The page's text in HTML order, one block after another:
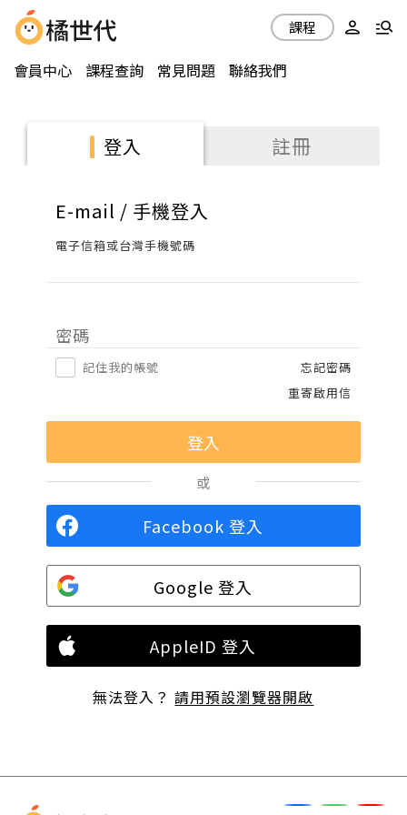
會員中心 課程查詢 常見問題 聯絡我們
課程
登入 註冊
E-mail / 手機登入
電子信箱或台灣手機號碼
密碼
記住我的帳號
忘記密碼
重寄啟用信
或
Facebook 登入
Google 登入
AppleID 登入
無法登入？請用預設瀏覽器開啟